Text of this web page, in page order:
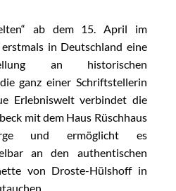
ab dem 15. April im
in Deutschland eine
an historischen
ganz einer Schriftstellerin
Erlebniswelt verbindet die
mit dem Haus Rüschhaus
und ermöglicht es
an den authentischen
von Droste-Hülshoff in